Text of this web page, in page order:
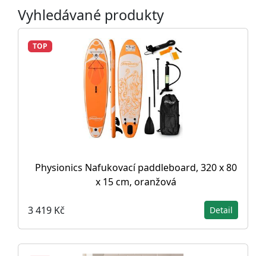
Vyhledávané produkty
TOP
Physionics Nafukovací paddleboard, 320 x 80
x 15 cm, oranžová
3 419 Kč Detail